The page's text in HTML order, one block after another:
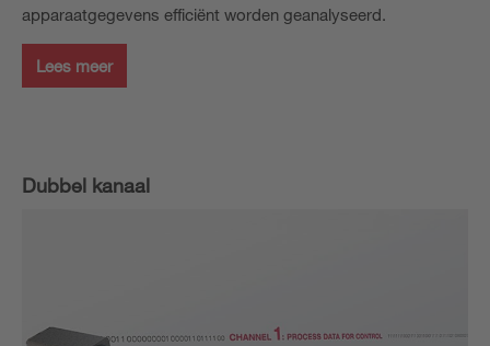
apparaatgegevens efficiënt worden geanalyseerd.
Lees meer
Dubbel kanaal